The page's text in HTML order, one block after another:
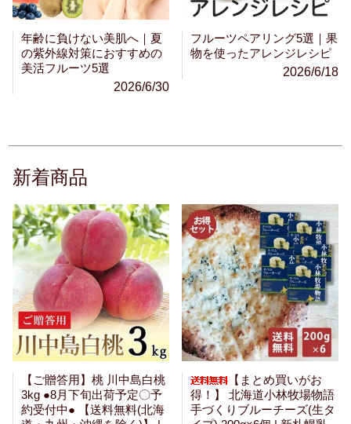
年齢に負けない美肌へ｜夏
の紫外線対策におすすめの
美活フルーツ5選
2026/6/30
フルーツペアリング5選｜果
物を使ったアレンジレシピ
2026/6/18
新着商品
【ご贈答用】桃 川中島白桃
3kg ●8月下旬出荷予定〇予
約受付中● 【送料無料(北海
【まとめ買いがお
得！】 北海道小林牧場物語
手づくりブルーチーズ(生タ